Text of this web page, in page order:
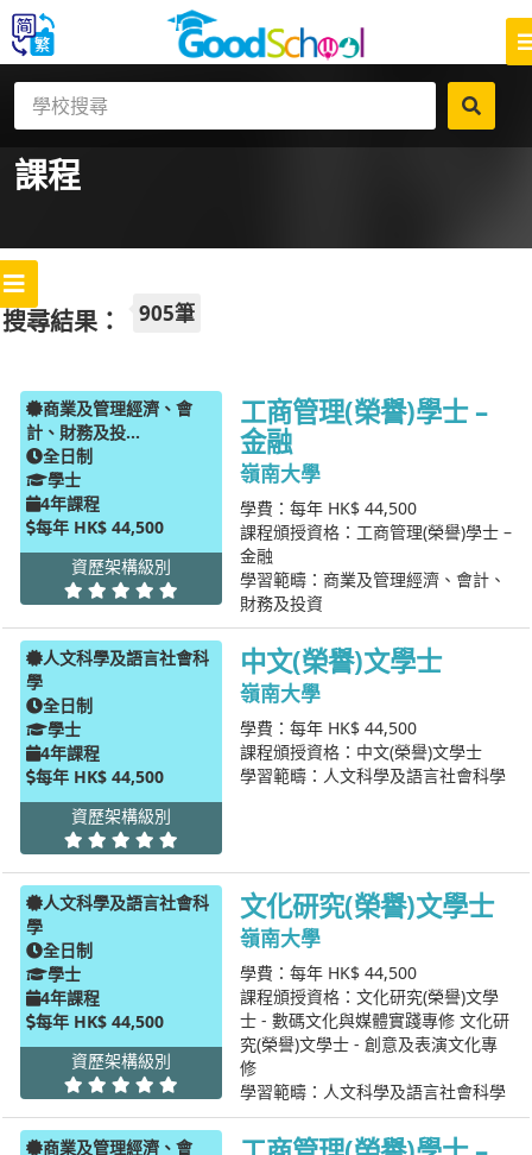
課程
搜尋結果： 905筆
商業及管理經濟、會
計、財務及投...
全日制
學士
4年課程
每年 HK$ 44,500
資歷架構級別
工商管理(榮譽)學士 –
金融
嶺南大學
學費：每年 HK$ 44,500
課程頒授資格：工商管理(榮譽)學士 –
金融
學習範疇：商業及管理經濟、會計、
財務及投資
人文科學及語言社會科
學
全日制
學士
4年課程
每年 HK$ 44,500
資歷架構級別
中文(榮譽)文學士
嶺南大學
學費：每年 HK$ 44,500
課程頒授資格：中文(榮譽)文學士
學習範疇：人文科學及語言社會科學
人文科學及語言社會科
學
全日制
學士
4年課程
每年 HK$ 44,500
資歷架構級別
文化研究(榮譽)文學士
嶺南大學
學費：每年 HK$ 44,500
課程頒授資格：文化研究(榮譽)文學
士 - 數碼文化與媒體實踐專修 文化研
究(榮譽)文學士 - 創意及表演文化專
修
學習範疇：人文科學及語言社會科學
商業及管理經濟、會